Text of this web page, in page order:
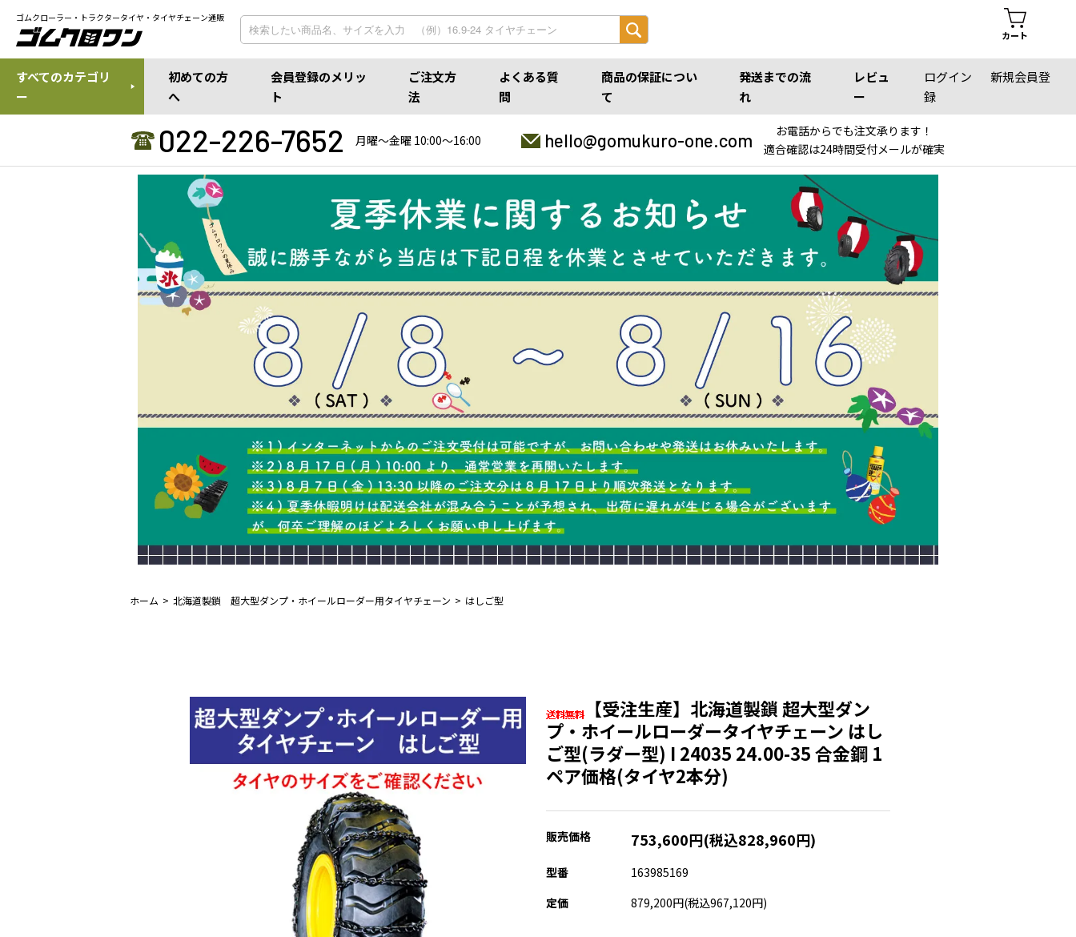
ゴムクローラー・トラクタータイヤ・タイヤチェーン通販
カート
すべてのカテゴリ
ー
初めての方
へ
会員登録のメリッ
ト
ご注文方
法
よくある質
問
商品の保証につい
て
発送までの流
れ
レビュ
ー
ログイン
新規会員登
録
022-226-7652 月曜〜金曜 10:00〜16:00 hello@gomukuro-one.com
お電話からでも注文承ります！
適合確認は24時間受付メールが確実
ホーム 北海道製鎖 超大型ダンプ・ホイールローダー用タイヤチェーン はしご型
【受注生産】北海道製鎖 超大型ダン
プ・ホイールローダータイヤチェーン はし
ご型(ラダー型) I 24035 24.00-35 合金鋼 1
ペア価格(タイヤ2本分)
販売価格 753,600円(税込828,960円)
型番
163985169
定価
879,200円(税込967,120円)